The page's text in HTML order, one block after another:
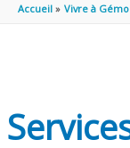
Accueil Vivre à